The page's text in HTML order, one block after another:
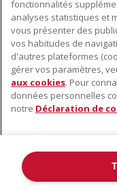
À PROPOS DE
À propos de KitchenAid
Histoire de la marque
Communiqués de presse
ODR
NOS PRODUITS
Petits électroménagers
Matériel de cuisine
Accessoires
SERVICE CLIENT
Trouver un magasin
fonctionnalités
analyses statistiques et
vous présenter des
vos habitudes de
d'autres plateformes
gérer vos paramètres,
aux cookies. Pour
données personnelles
notre Déclaration de